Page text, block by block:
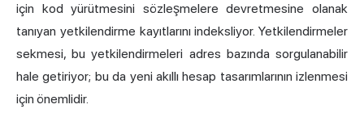
için kod yürütmesini sözleşmelere devretmesine olanak
tanıyan yetkilendirme kayıtlarını indeksliyor. Yetkilendirmeler
sekmesi, bu yetkilendirmeleri adres bazında sorgulanabilir
hale getiriyor; bu da yeni akıllı hesap tasarımlarının izlenmesi
için önemlidir.